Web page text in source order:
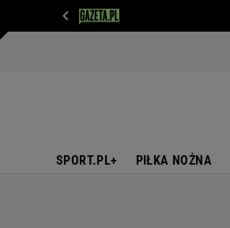
SPORT.PL+ PIŁKA NOŻNA